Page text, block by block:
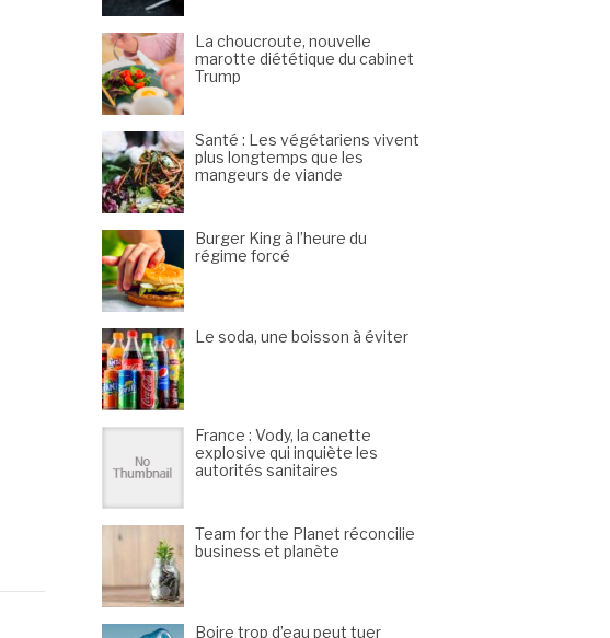
La choucroute, nouvelle
marotte diététique du cabinet
Trump
Santé : Les végétariens vivent
plus longtemps que les
mangeurs de viande
Burger King à l’heure du
régime forcé
Le soda, une boisson à éviter
France : Vody, la canette
explosive qui inquiète les
autorités sanitaires
Team for the Planet réconcilie
business et planète
Boire trop d’eau peut tuer